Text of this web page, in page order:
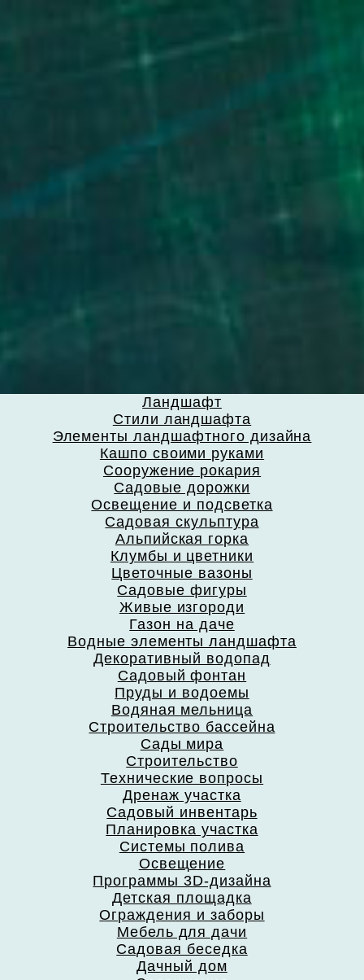
Ландшафт
Стили ландшафта
Элементы ландшафтного дизайна
Кашпо своими руками
Сооружение рокария
Садовые дорожки
Освещение и подсветка
Садовая скульптура
Альпийская горка
Клумбы и цветники
Цветочные вазоны
Садовые фигуры
Живые изгороди
Газон на даче
Водные элементы ландшафта
Декоративный водопад
Садовый фонтан
Пруды и водоемы
Водяная мельница
Строительство бассейна
Сады мира
Строительство
Технические вопросы
Дренаж участка
Садовый инвентарь
Планировка участка
Системы полива
Освещение
Программы 3D-дизайна
Детская площадка
Ограждения и заборы
Мебель для дачи
Садовая беседка
Дачный дом